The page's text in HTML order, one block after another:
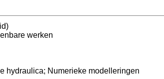
werken
hydraulica; Numerieke modelleringen